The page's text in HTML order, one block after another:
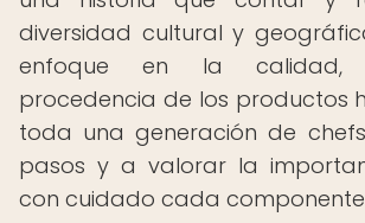
diversidad cultural y
enfoque en la calidad,
procedencia de los productos
toda una generación de
pasos y a valorar la
con cuidado cada